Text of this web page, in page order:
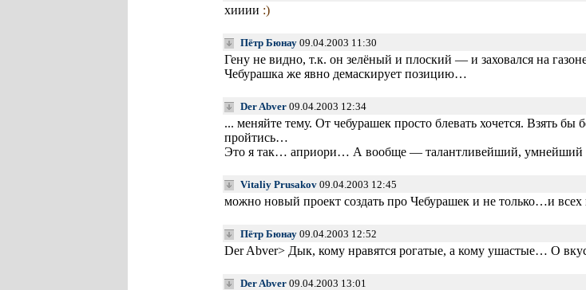
хииии :)
Пётр Бюнау09.04.2003 11:30
Гену не видно, т.к. он зелёный и плоский — и заховался на
Чебурашка же явно демаскирует позицию…
Der Abver09.04.2003 12:34
... меняйте тему. От чебурашек просто блевать хочется. Взять
пройтись…
Это я так… априори… А вообще — талантливейший, умнейший
Vitaliy Prusakov09.04.2003 12:45
можно новый проект создать про Чебурашек и не только…и
Пётр Бюнау09.04.2003 12:52
Der Abver> Дык, кому нравятся рогатые, а кому ушастые… О
Der Abver09.04.2003 13:01